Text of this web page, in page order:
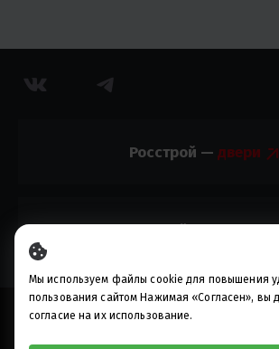
Росстрой —
Росстрой —
© 2010-2023, ИП Разуваев М.В.
Мы используем файлы cookie для повышения
пользования сайтом Нажимая «Согласен», вы
согласие на их использование.